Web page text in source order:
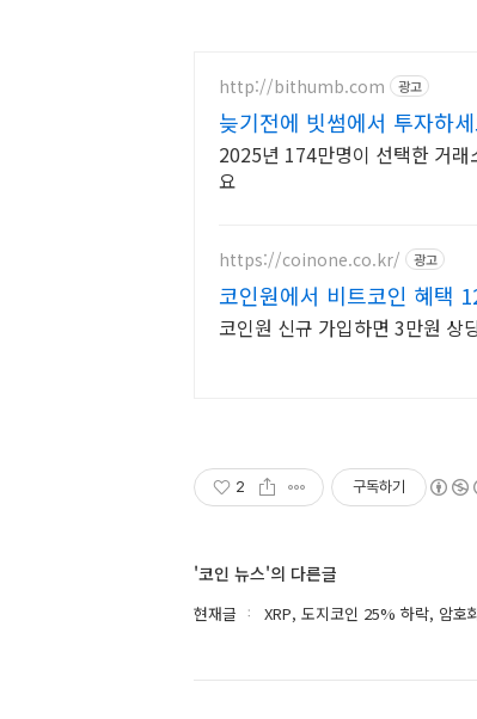
http://bithumb.com 광고
늦기전에 빗썸에서 투자하
2025년 174만명이 선택한 거
요
https://coinone.co.kr/ 광고
코인원에서 비트코인 혜택
소
코인원 신규 가입하면 3만원 상
2 구독하기
'코인 뉴스'의 다른글
현재글 XRP, 도지코인 25% 하락, 암호